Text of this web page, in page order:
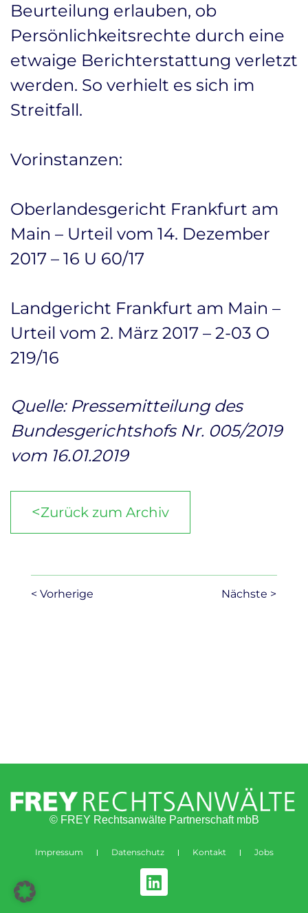
Beurteilung erlauben, ob
Persönlichkeitsrechte durch eine
etwaige Berichterstattung verletzt
werden. So verhielt es sich im
Streitfall.
Vorinstanzen:
Oberlandesgericht Frankfurt am
Main – Urteil vom 14. Dezember
2017 – 16 U 60/17
Landgericht Frankfurt am Main –
Urteil vom 2. März 2017 – 2-03 O
219/16
Quelle: Pressemitteilung des
Bundesgerichtshofs Nr. 005/2019
vom 16.01.2019
<Zurück zum Archiv
< Vorherige Nächste >
© FREY Rechtsanwälte Partnerschaft mbB
Impressum Datenschutz Kontakt Jobs